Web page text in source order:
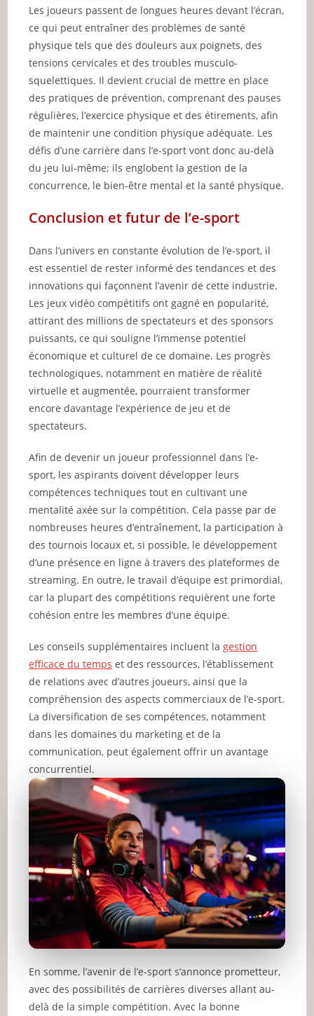
Les joueurs passent de longues heures devant l’écran,
ce qui peut entraîner des problèmes de santé
physique tels que des douleurs aux poignets, des
tensions cervicales et des troubles musculo-
squelettiques. Il devient crucial de mettre en place
des pratiques de prévention, comprenant des pauses
régulières, l’exercice physique et des étirements, afin
de maintenir une condition physique adéquate. Les
défis d’une carrière dans l’e-sport vont donc au-delà
du jeu lui-même; ils englobent la gestion de la
concurrence, le bien-être mental et la santé physique.
Conclusion et futur de l’e-sport
Dans l’univers en constante évolution de l’e-sport, il
est essentiel de rester informé des tendances et des
innovations qui façonnent l’avenir de cette industrie.
Les jeux vidéo compétitifs ont gagné en popularité,
attirant des millions de spectateurs et des sponsors
puissants, ce qui souligne l’immense potentiel
économique et culturel de ce domaine. Les progrès
technologiques, notamment en matière de réalité
virtuelle et augmentée, pourraient transformer
encore davantage l’expérience de jeu et de
spectateurs.
Afin de devenir un joueur professionnel dans l’e-
sport, les aspirants doivent développer leurs
compétences techniques tout en cultivant une
mentalité axée sur la compétition. Cela passe par de
nombreuses heures d’entraînement, la participation à
des tournois locaux et, si possible, le développement
d’une présence en ligne à travers des plateformes de
streaming. En outre, le travail d’équipe est primordial,
car la plupart des compétitions requièrent une forte
cohésion entre les membres d’une équipe.
Les conseils supplémentaires incluent lagestion
efficace du temps et des ressources, l’établissement
de relations avec d’autres joueurs, ainsi que la
compréhension des aspects commerciaux de l’e-sport.
La diversification de ses compétences, notamment
dans les domaines du marketing et de la
communication, peut également offrir un avantage
concurrentiel.
En somme, l’avenir de l’e-sport s’annonce prometteur,
avec des possibilités de carrières diverses allant au-
delà de la simple compétition. Avec la bonne